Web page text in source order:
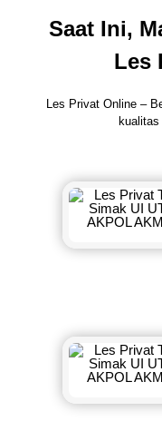
Saat Ini,
Les
Les Privat Online –